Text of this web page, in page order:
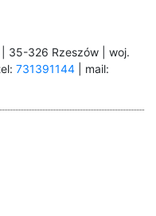
| 35-326 Rzeszów | woj.
731391144 | mail: